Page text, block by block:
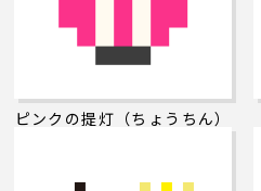
ピンクの提灯（ちょうちん）